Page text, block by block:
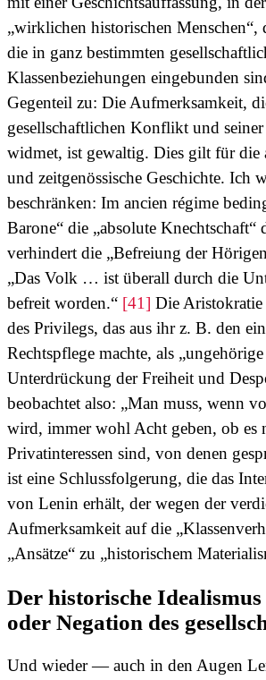
„wirklichen historischen
die in ganz bestimmten
Klassenbeziehungen eingebunden
Gegenteil zu: Die Aufmerksamkeit,
gesellschaftlichen Konflikt und
widmet, ist gewaltig. Dies gilt für die
und zeitgenössische Geschichte. Ich
beschränken: Im ancien régime
Barone“ die „absolute Knechtschaft“
verhindert die „Befreiung der
„Das Volk … ist überall durch die
befreit worden.“ [41] Die
des Privilegs, das aus ihr z. B. den
Rechtspflege machte, als
Unterdrückung der Freiheit und
beobachtet also: „Man muss, wenn
wird, immer wohl Acht geben, ob es
Privatinteressen sind, von denen
ist eine Schlussfolgerung, die das
von Lenin erhält, der wegen der
Aufmerksamkeit auf die
„Ansätze“ zu „historischem
Der historische
oder Negation des
Und wieder — auch in den Augen